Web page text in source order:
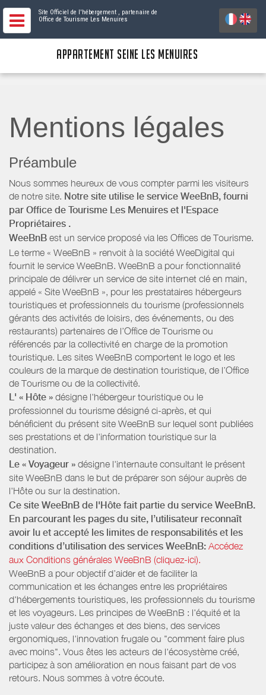
Site Officiel de l'hébergement , partenaire de
Office de Tourisme Les Menuires
APPARTEMENT SEINE LES MENUIRES
Mentions légales
Préambule
Nous sommes heureux de vous compter parmi les visiteurs
de notre site. Notre site utilise le service WeeBnB, fourni
par Office de Tourisme Les Menuires et l'Espace
Propriétaires .
WeeBnB est un service proposé via les Offices de Tourisme.
Le terme « WeeBnB » renvoit à la société WeeDigital qui
fournit le service WeeBnB. WeeBnB a pour fonctionnalité
principale de délivrer un service de site internet clé en main,
appelé « Site WeeBnB », pour les prestataires hébergeurs
touristiques et professionnels du tourisme (professionnels
gérants des activités de loisirs, des événements, ou des
restaurants) partenaires de l’Office de Tourisme ou
référencés par la collectivité en charge de la promotion
touristique. Les sites WeeBnB comportent le logo et les
couleurs de la marque de destination touristique, de l’Office
de Tourisme ou de la collectivité.
L' « Hôte » désigne l'hébergeur touristique ou le
professionnel du tourisme désigné ci-après, et qui
bénéficient du présent site WeeBnB sur lequel sont publiées
ses prestations et de l'information touristique sur la
destination.
Le « Voyageur » désigne l'internaute consultant le présent
site WeeBnB dans le but de préparer son séjour auprès de
l'Hôte ou sur la destination.
Ce site WeeBnB de l'Hôte fait partie du service WeeBnB.
En parcourant les pages du site, l’utilisateur reconnaît
avoir lu et accepté les limites de responsabilités et les
conditions d’utilisation des services WeeBnB: Accédez
aux Conditions générales WeeBnB (cliquez-ici).
WeeBnB a pour objectif d’aider et de faciliter la
communication et les échanges entre les propriétaires
d'hébergements touristiques, les professionnels du tourisme
et les voyageurs. Les principes de WeeBnB : l'équité et la
juste valeur des échanges et des biens, des services
ergonomiques, l'innovation frugale ou "comment faire plus
avec moins". Vous êtes les acteurs de l'écosystème créé,
participez à son amélioration en nous faisant part de vos
retours. Nous sommes à votre écoute.